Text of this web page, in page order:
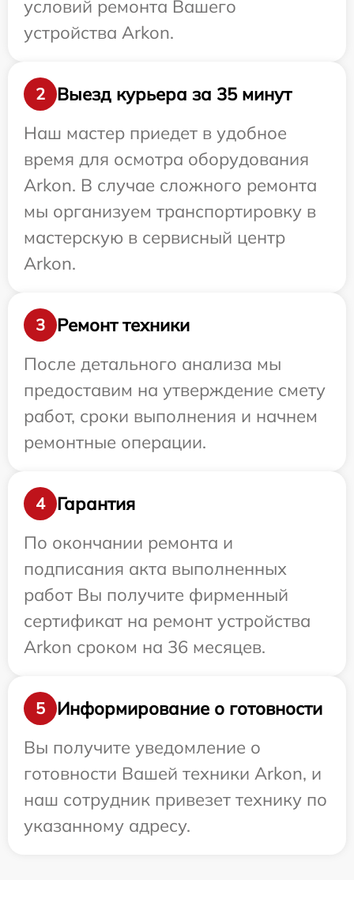
условий ремонта Вашего
устройства Arkon.
2
Выезд курьера за 35 минут
Наш мастер приедет в удобное
время для осмотра оборудования
Arkon. В случае сложного ремонта
мы организуем транспортировку в
мастерскую в сервисный центр
Arkon.
3
Ремонт техники
После детального анализа мы
предоставим на утверждение смету
работ, сроки выполнения и начнем
ремонтные операции.
4
Гарантия
По окончании ремонта и
подписания акта выполненных
работ Вы получите фирменный
сертификат на ремонт устройства
Arkon сроком на 36 месяцев.
5
Информирование о готовности
Вы получите уведомление о
готовности Вашей техники Arkon, и
наш сотрудник привезет технику по
указанному адресу.